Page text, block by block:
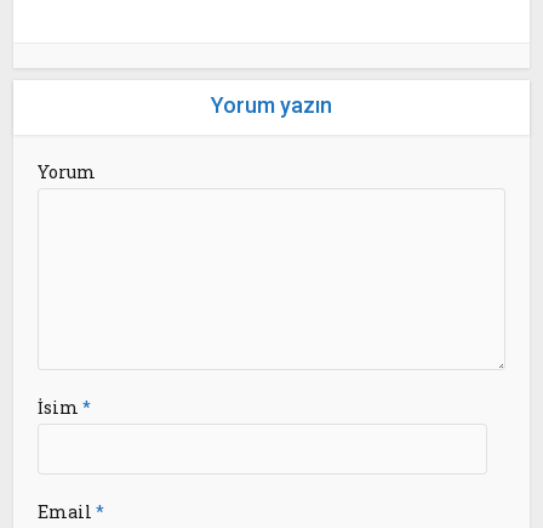
Yorum yazın
Yorum
İsim*
Email*